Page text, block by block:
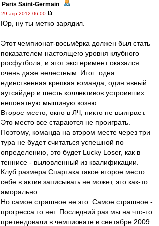
Paris Saint-Germain -
29 апр 2012 06:00
Юр, ну ты метко зарядил.
Этот чемпионат-восьмёрка должен был стать
показателем настоящего уровня клубного
росфутбола, и этот эксперимент оказался
очень даже нелестным. Итог: одна
единственная крепкая команда, один явный
аутсайдер и шесть коллективов устроивших
непонятную мышиную возню.
Второе место, окно в ЛЧ, никто не выиграет.
Это место все стараются не проиграть.
Поэтому, команда на втором месте через три
тура не будет считаться успешной по
определению, это будет Lucky Loser, как в
теннисе - выловленный из квалификации.
Клуб размера Спартака такое второе место
себе в актив записывать не может, это как-то
аморально.
Но самое страшное не это. Самое страшное -
прогресса то нет. Последний раз мы на что-то
претендовали в чемпионате в сентябре 2009.